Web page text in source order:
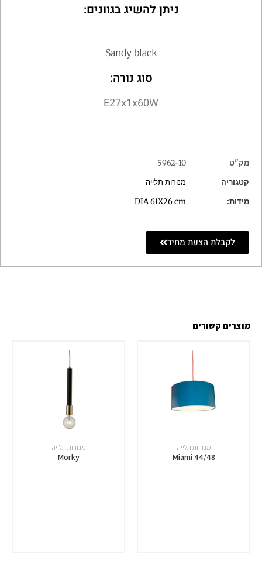
ניתן להשיג בגוונים:
Sandy black
סוג נורה:
E27x1x60W
מק"ט
5962-10
קטגוריה
מנורות תלייה
מידות:
DIA 61X26 cm
לקבלת הצעת מחיר
מוצרים קשורים
מנורות תלייה
Miami 44/48
מנורות תלייה
Morky